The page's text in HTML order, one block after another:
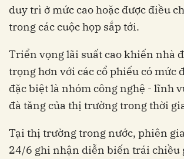
duy trì ở mức cao hoặc được điều
trong các cuộc họp sắp tới.
Triển vọng lãi suất cao khiến nhà
trọng hơn với các cổ phiếu có mức
đặc biệt là nhóm công nghệ - lĩnh
đà tăng của thị trường trong thời
Tại thị trường trong nước, phiên
24/6 ghi nhận diễn biến trái chiều